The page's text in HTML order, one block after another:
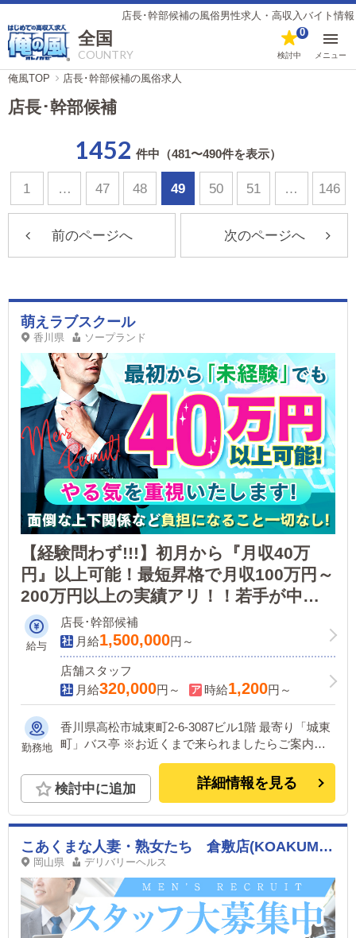
店長･幹部候補の風俗男性求人・高収入バイト情報（49ページ）
全国
COUNTRY 検討中
0
メニュー
俺風TOP 店長･幹部候補の風俗求人
店長･幹部候補
1452 件中（481〜490件を表示）
1 … 47 48 49 50 51 … 146
前のページへ 次のページへ
萌えラブスクール
香川県 ソープランド
【経験問わず!!!】初月から『月収40万
円』以上可能！最短昇格で月収100万円～
200万円以上の実績アリ！！若手が中心
で活躍中◎将来的にも安心できるクリー
ン企業です！
給与
店長･幹部候補
月給1,500,000円～
店舗スタッフ
月給320,000円～ 時給1,200円～
勤務地
香川県高松市城東町2-6-3087ビル1階 最寄り「城東
町」バス亭 ※お近くまで来られましたらご案内致
検討中に追加 詳細情報を見る
こあくまな人妻・熟女たち 倉敷店(KOAKUMAグループ)
岡山県 デリバリーヘルス